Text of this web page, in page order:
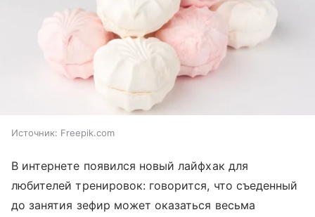
Источник: Freepik.com
В интернете появился новый лайфхак для
любителей тренировок: говорится, что съеденный
до занятия зефир может оказаться весьма